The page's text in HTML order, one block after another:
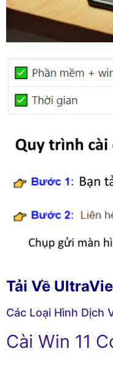
Tải Về
Các Loại Hình Dịch
Cài Win 11